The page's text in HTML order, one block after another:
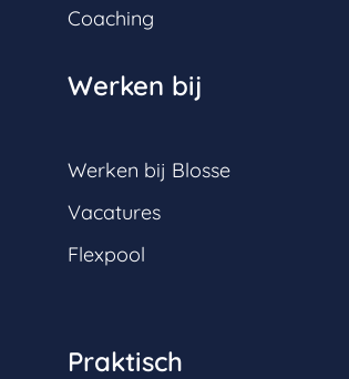
Coaching
Werken bij
Werken bij Blosse
Vacatures
Flexpool
Praktisch